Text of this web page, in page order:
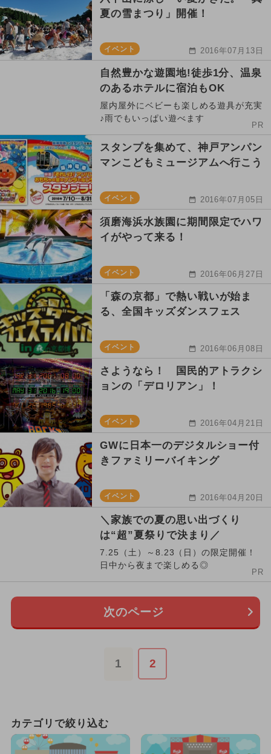
夏の雪まつり」開催！
イベント 2016年07月13日
自然豊かな遊園地!徒歩1分、温泉
のあるホテルに宿泊もOK
屋内屋外にベビーも楽しめる遊具が充実
♪雨でもいっぱい遊べます
PR
スタンプを集めて、神戸アンパン
マンこどもミュージアムへ行こう
イベント 2016年07月05日
須磨海浜水族園に期間限定でハワ
イがやって来る！
イベント 2016年06月27日
「森の京都」で熱い戦いが始ま
る、全国キッズダンスフェス
イベント 2016年06月08日
さようなら！ 国民的アトラクシ
ョンの「デロリアン」！
イベント 2016年04月21日
GWに日本一のデジタルショー付
きファミリーバイキング
イベント 2016年04月20日
＼家族での夏の思い出づくり
は“超”夏祭りで決まり／
7.25（土）～8.23（日）の限定開催！
日中から夜まで楽しめる◎
PR
次のページ
1 2
カテゴリで絞り込む